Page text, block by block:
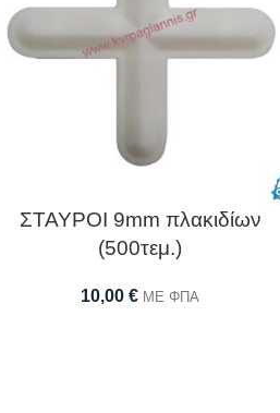
ΣΤΑΥΡΟΙ 9mm πλακιδίων
(500τεμ.)
10,00€ ΜΕ ΦΠΑ